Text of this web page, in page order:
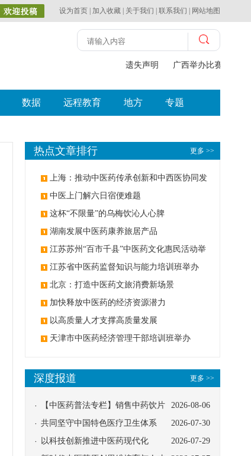
设为首页 加入收藏 关于我们 联系我们 网站地图
遗失声明 广西举办比赛探索
数据 远程教育 地方 专题
更多 >>
热点文章排行
上海：推动中医药传承创新和中西医协同发
展 中医上门解六日宿便难题
这杯“不限量”的乌梅饮沁人心脾
湖南发展中医药康养旅居产品
江苏苏州“百市千县”中医药文化惠民活动举
办 江苏省中医药监督知识与能力培训班举办
北京：打造中医药文旅消费新场景
加快释放中医药的经济资源潜力
以高质量人才支撑高质量发展
天津市中医药经济管理干部培训班举办
更多 >>
深度报道
2026-08-06
【中医药普法专栏】销售中药饮片
应告知煎服方法及注意事项
2026-07-30
共同坚守中国特色医疗卫生体系
2026-07-29
以科技创新推进中医药现代化